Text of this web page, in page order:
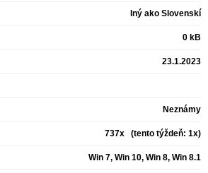
Iný ako Slovenskí
0 kB
23.1.2023
Neznámy
737x (tento týždeň: 1x)
Win 7, Win 10, Win 8, Win 8.1